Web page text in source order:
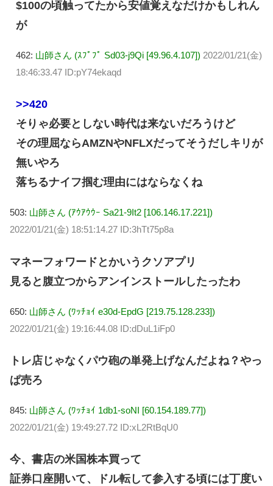
$100の頃触ってたから安値覚えなだけかもしれん
が
462: 山師さん (ｽﾌﾟﾌﾟ Sd03-j9Qi [49.96.4.107]) 2022/01/21(金)
18:46:33.47 ID:pY74ekaqd
>>420
そりゃ必要としない時代は来ないだろうけど
その理屈ならAMZNやNFLXだってそうだしキリが
無いやろ
落ちるナイフ掴む理由にはならなくね
503: 山師さん (ｱｳｱｳｳｰ Sa21-9It2 [106.146.17.221])
2022/01/21(金) 18:51:14.27 ID:3hTt75p8a
マネーフォワードとかいうクソアプリ
見ると腹立つからアンインストールしたったわ
650: 山師さん (ﾜｯﾁｮｲ e30d-EpdG [219.75.128.233])
2022/01/21(金) 19:16:44.08 ID:dDuL1iFp0
トレ店じゃなくパウ砲の単発上げなんだよね？やっ
ぱ売ろ
845: 山師さん (ﾜｯﾁｮｲ 1db1-soNI [60.154.189.77])
2022/01/21(金) 19:49:27.72 ID:xL2RtBqU0
今、書店の米国株本買って
証券口座開いて、ドル転して参入する頃には丁度い